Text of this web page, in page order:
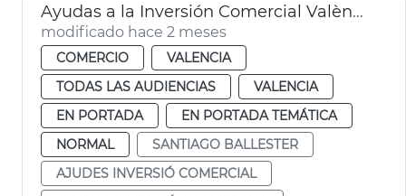
Ayudas a la Inversión Comercial València
modificado hace 2 meses
COMERCIO
VALENCIA
TODAS LAS AUDIENCIAS
VALENCIA
EN PORTADA
EN PORTADA TEMÁTICA
NORMAL
SANTIAGO BALLESTER
AJUDES INVERSIÓ COMERCIAL